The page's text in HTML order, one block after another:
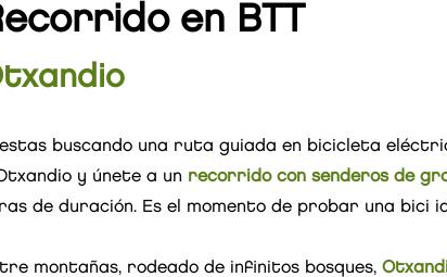
en BTT
buscando una ruta guiada en bicicleta
y únete a un recorrido con senderos de
de duración. Es el momento de probar una bici
montañas, rodeado de infinitos bosques,